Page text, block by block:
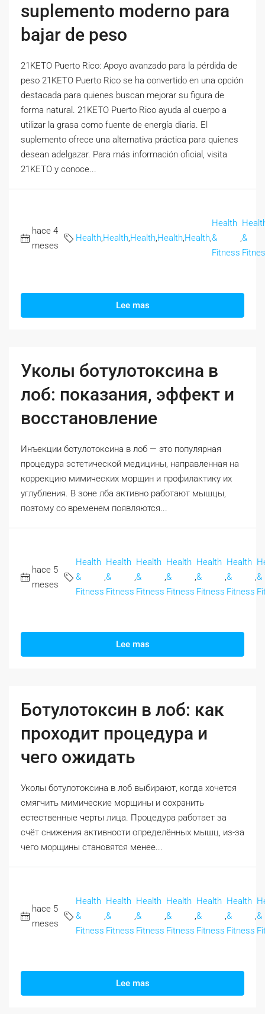
suplemento moderno para
bajar de peso
21KETO Puerto Rico: Apoyo avanzado para la pérdida de
peso 21KETO Puerto Rico se ha convertido en una opción
destacada para quienes buscan mejorar su figura de
forma natural. 21KETO Puerto Rico ayuda al cuerpo a
utilizar la grasa como fuente de energía diaria. El
suplemento ofrece una alternativa práctica para quienes
desean adelgazar. Para más información oficial, visita
21KETO y conoce...
hace 4
meses
Health,Health,Health,Health,Health,
Health
&
Fitness
,&
Lee mas
Уколы ботулотоксина в
лоб: показания, эффект и
восстановление
Инъекции ботулотоксина в лоб — это популярная
процедура эстетической медицины, направленная на
коррекцию мимических морщин и профилактику их
углубления. В зоне лба активно работают мышцы,
поэтому со временем появляются...
hace 5
meses
Health
&
Fitness
,
Health
&
Fitness
,
Health
&
Fitness
,
Health
&
Fitness
,
Health
&
Fitness
,
Health
&
Fitness
,&
Lee mas
Ботулотоксин в лоб: как
проходит процедура и
чего ожидать
Уколы ботулотоксина в лоб выбирают, когда хочется
смягчить мимические морщины и сохранить
естественные черты лица. Процедура работает за
счёт снижения активности определённых мышц, из-за
чего морщины становятся менее...
hace 5
meses
Health
&
Fitness
,
Health
&
Fitness
,
Health
&
Fitness
,
Health
&
Fitness
,
Health
&
Fitness
,
Health
&
Fitness
,&
Lee mas